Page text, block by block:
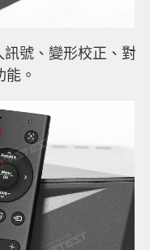
號、變形校正、對
。